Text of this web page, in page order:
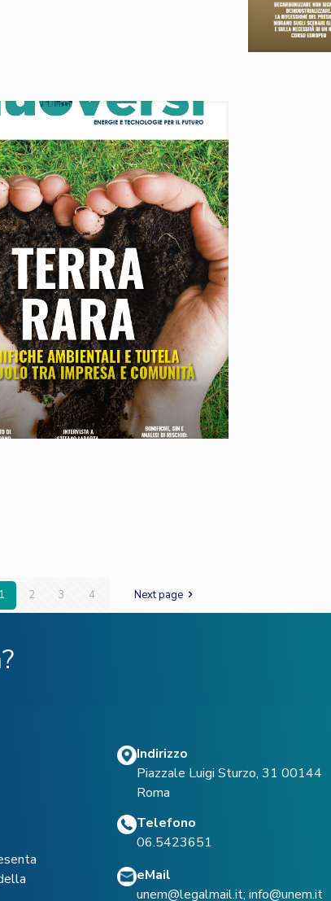
1 2 3 4 Next page
Indirizzo
Piazzale Luigi Sturzo, 31 00144
Roma
Telefono
06.5423651
eMail
unem@legalmail.it;info@unem.it